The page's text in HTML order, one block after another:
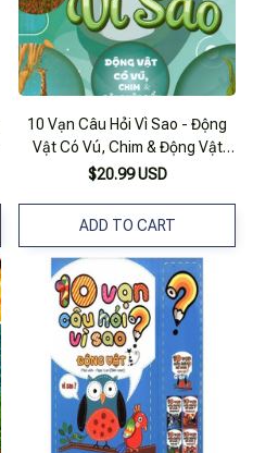
10 Vạn Câu Hỏi Vì Sao - Động
Vật Có Vú, Chim & Động Vật
Biển
$20.99 USD
ADD TO CART